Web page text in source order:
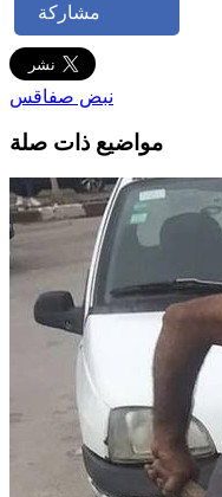
مشاركة
نبض صفاقس
مواضيع ذات صلة